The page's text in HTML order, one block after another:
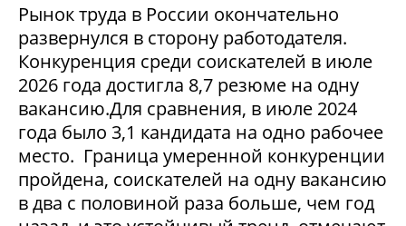
Рынок труда в России окончательно
развернулся в сторону работодателя.
Конкуренция среди соискателей в июле
2026 года достигла 8,7 резюме на одну
вакансию.Для сравнения, в июле 2024
года было 3,1 кандидата на одно рабочее
место. Граница умеренной конкуренции
пройдена, соискателей на одну вакансию
в два с половиной раза больше, чем год